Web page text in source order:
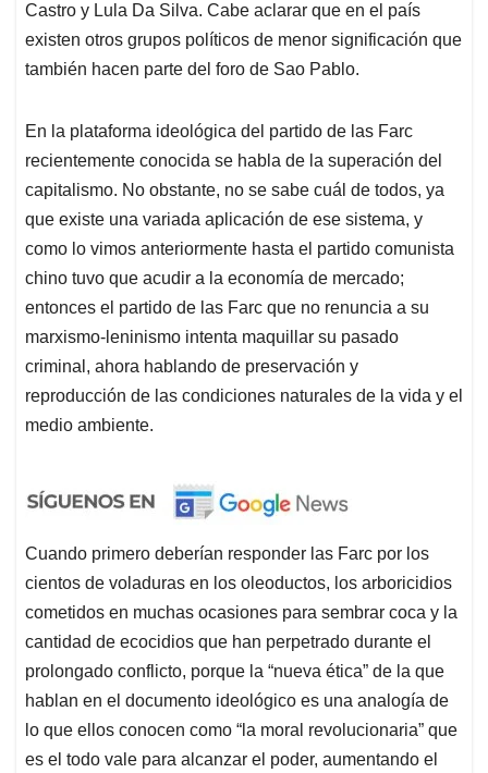
Castro y Lula Da Silva. Cabe aclarar que en el país
existen otros grupos políticos de menor significación que
también hacen parte del foro de Sao Pablo.
En la plataforma ideológica del partido de las Farc
recientemente conocida se habla de la superación del
capitalismo. No obstante, no se sabe cuál de todos, ya
que existe una variada aplicación de ese sistema, y
como lo vimos anteriormente hasta el partido comunista
chino tuvo que acudir a la economía de mercado;
entonces el partido de las Farc que no renuncia a su
marxismo-leninismo intenta maquillar su pasado
criminal, ahora hablando de preservación y
reproducción de las condiciones naturales de la vida y el
medio ambiente.
Cuando primero deberían responder las Farc por los
cientos de voladuras en los oleoductos, los arboricidios
cometidos en muchas ocasiones para sembrar coca y la
cantidad de ecocidios que han perpetrado durante el
prolongado conflicto, porque la “nueva ética” de la que
hablan en el documento ideológico es una analogía de
lo que ellos conocen como “la moral revolucionaria” que
es el todo vale para alcanzar el poder, aumentando el